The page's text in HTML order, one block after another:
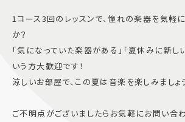
1コース3回のレッスンで、憧れの楽器を気軽
か？
「気になっていた楽器がある」「夏休みに新し
いう方大歓迎です！
涼しいお部屋で、この夏は音楽を楽しみましょ
ご不明点がございましたらお気軽にお問い合